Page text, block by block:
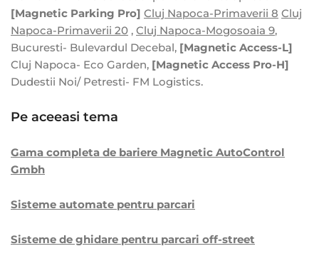
[Magnetic Parking Pro] Cluj Napoca-Primaverii 8 Cluj
Napoca-Primaverii 20 , Cluj Napoca-Mogosoaia 9,
Bucuresti- Bulevardul Decebal, [Magnetic Access-L]
Cluj Napoca- Eco Garden, [Magnetic Access Pro-H]
Dudestii Noi/ Petresti- FM Logistics.
Pe aceeasi tema
Gama completa de bariere Magnetic AutoControl
Gmbh
Sisteme automate pentru parcari
Sisteme de ghidare pentru parcari off-street